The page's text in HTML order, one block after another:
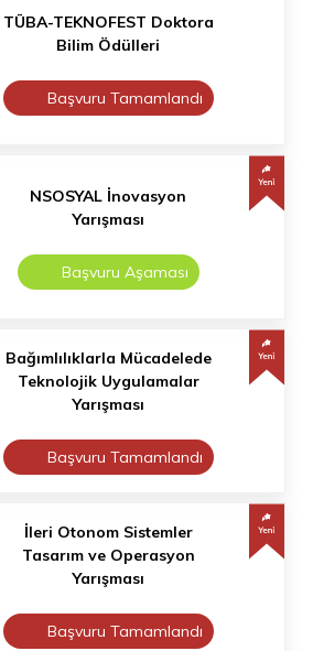
TÜBA-TEKNOFEST Doktora
Bilim Ödülleri
Başvuru Tamamlandı
NSOSYAL İnovasyon
Yarışması
Başvuru Aşaması
Bağımlılıklarla Mücadelede
Teknolojik Uygulamalar
Yarışması
Başvuru Tamamlandı
İleri Otonom Sistemler
Tasarım ve Operasyon
Yarışması
Başvuru Tamamlandı